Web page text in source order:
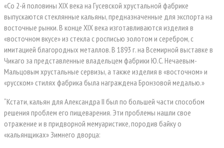
«Со 2-й половины XIX века на Гусевской хрустальной фабрике
выпускаются стеклянные кальяны, предназначенные для экспорта на
восточные рынки. В конце XIX века изготавливаются изделия в
«восточном вкусе» из стекла с росписью золотом и серебром, с
имитацией благородных металлов. В 1893 г. на Всемирной выставке в
Чикаго за представленные владельцем фабрики Ю.С. Нечаевым-
Мальцовым хрустальные сервизы, а также изделия в «восточном» и
«русском» стилях фабрика была награждена Бронзовой медалью.»
“Кстати, кальян для Александра II был по большей части способом
решения проблем его пищеварения. Эти проблемы нашли свое
отражение и в придворной мемуаристике, породив байку о
«кальянщиках» Зимнего дворца: